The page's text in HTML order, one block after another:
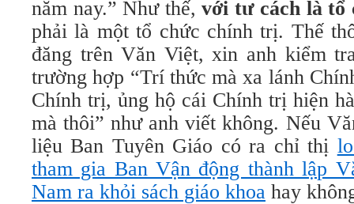
năm nay.” Như thế, với tư cách là tổ
phải là một tổ chức chính trị. Thế
đăng trên Văn Việt, xin anh kiểm
trường hợp “Trí thức mà xa lánh
Chính trị, ủng hộ cái Chính trị hiện
mà thôi” như anh viết không. Nếu
liệu Ban Tuyên Giáo có ra chỉ thị
tham gia Ban Vận động thành lập
Nam ra khỏi sách giáo khoa hay